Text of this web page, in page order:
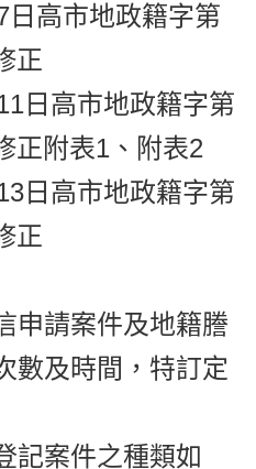
日高市地政籍字第
正
日高市地政籍字第
正附表1、附表2
日高市地政籍字第
正
申請案件及地籍謄
數及時間，特訂定
記案件之種類如